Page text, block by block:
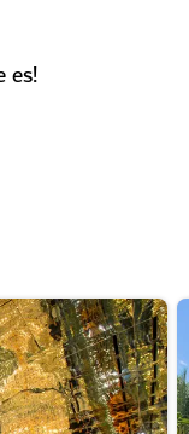
es!